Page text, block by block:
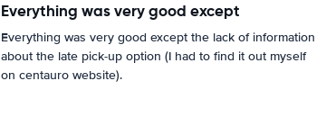
Everything was very good except
Everything was very good except the lack of information
about the late pick-up option (I had to find it out myself
on centauro website).